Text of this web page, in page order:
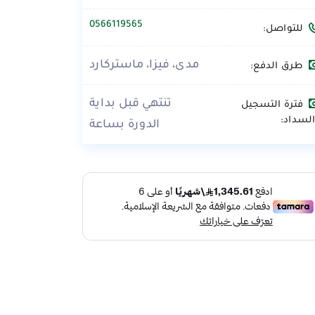
للتواصل: 0566119565
طرق الدفع: مدى، فيزا، ماستركارد
فترة التسجيل
تنتهي قبل بداية
الدورة بساعة